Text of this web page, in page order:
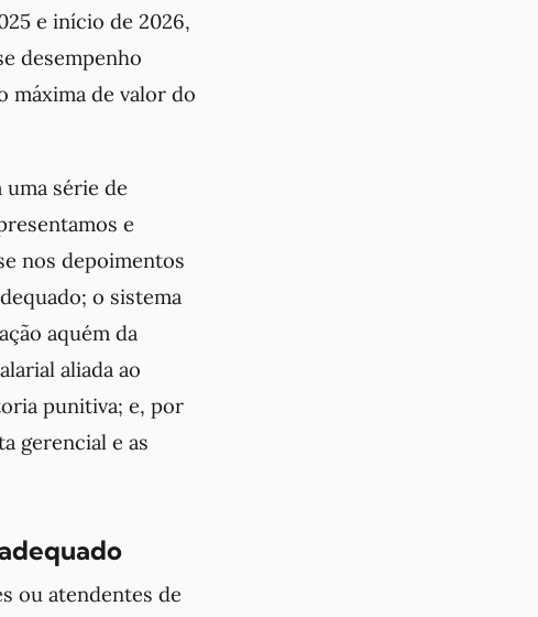
e início de 2026,
desempenho
máxima de valor do
série de
e
nos depoimentos
o sistema
aquém da
aliada ao
punitiva; e, por
gerencial e as
ou atendentes de